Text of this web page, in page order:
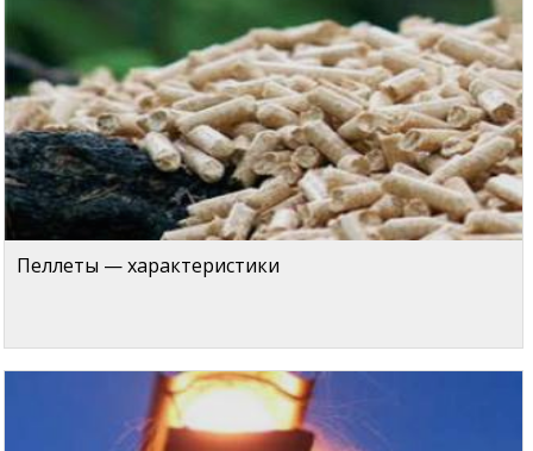
Пеллеты — характеристики